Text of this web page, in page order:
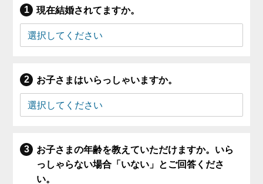
現在結婚されてますか。
お子さまはいらっしゃいますか。
お子さまの年齢を教えていただけますか。いら
っしゃらない場合「いない」とご回答くださ
い。